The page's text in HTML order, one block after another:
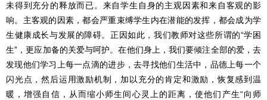
未得到充分的释放而已。来自学生自身的主观因素和来自客观的影
响。主客观的因素，都会严重束缚学生内在潜能的发挥，都会成为学
生健康成长与发展的障碍。正因如此，我们教师对这些所谓的“学困
生”，更应加备的关爱与呵护。在他们身上，我们要倾注全部的爱，去
发现他们学习上每一点滴的进步，去寻找他们生活中，品德上每一个
闪光点，然后运用激励机制，加以充分的肯定和激励，恢复感到温
暖，增强自信，从而缩小师生间心灵上的距离，使他们产生“向师